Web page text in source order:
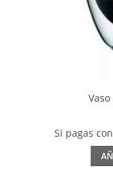
Si pagas